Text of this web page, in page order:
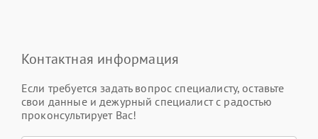
Контактная информация
Если требуется задать вопрос специалисту, оставьте
свои данные и дежурный специалист с радостью
проконсультирует Вас!